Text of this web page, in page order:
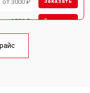
от 3000 ₽
от 2750 ₽ Заказать
от 2600 ₽